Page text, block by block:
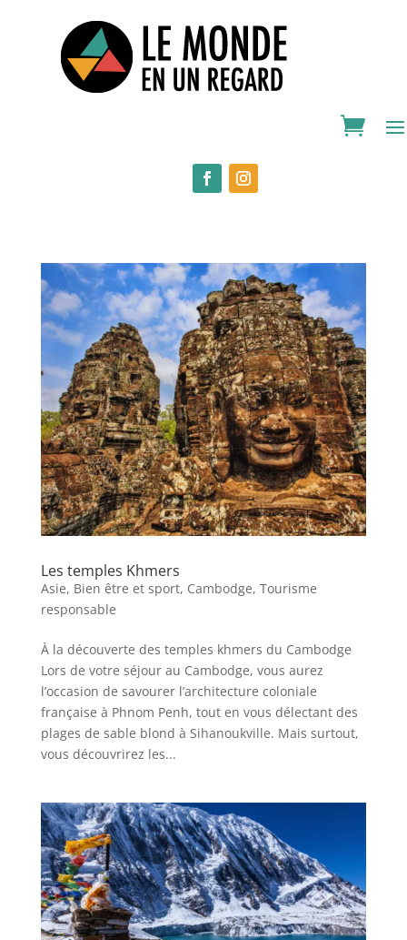
Les temples Khmers
Asie, Bien être et sport, Cambodge, Tourisme
responsable
À la découverte des temples khmers du Cambodge
Lors de votre séjour au Cambodge, vous aurez
l’occasion de savourer l’architecture coloniale
française à Phnom Penh, tout en vous délectant des
plages de sable blond à Sihanoukville. Mais surtout,
vous découvrirez les...